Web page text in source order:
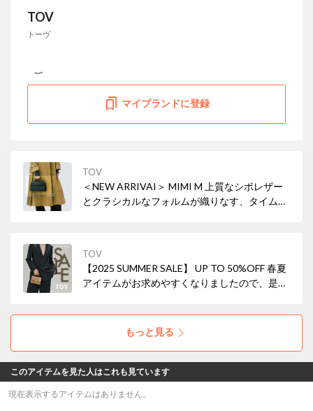
TOV
トーヴ
マイブランドに登録
TOV
＜NEW ARRIVAI＞ MIMI M 上質なシボレザー
とクラシカルなフォルムが織りなす、タイムレ
TOV
【2025 SUMMER SALE】 UP TO 50%OFF 春夏
アイテムがお求めやすくなりましたので、是非
もっと見る
このアイテムを見た人はこれも見ています
現在表示するアイテムはありません。